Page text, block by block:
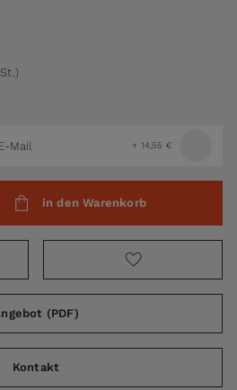
Mail + 14,55 €
in den Warenkorb
(PDF)
Kontakt